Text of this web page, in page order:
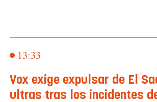
13:33
Vox exige expulsar de El
ultras tras los incidentes